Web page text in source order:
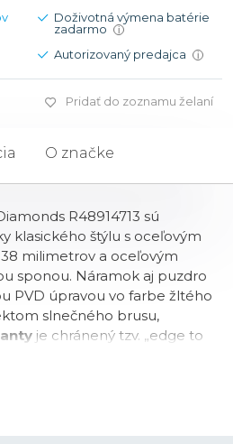
Doživotná výmena batérie
zadarmo
i
Autorizovaný predajca i
Pridať do zoznamu želaní
O značke
R48914713 sú
klasického štýlu s oceľovým
milimetrov a oceľovým
sponou. Náramok aj puzdro
PVD úpravou vo farbe žltého
slnečného brusu,
je chránený tzv. „edge to
okraju puzdra. Pohon